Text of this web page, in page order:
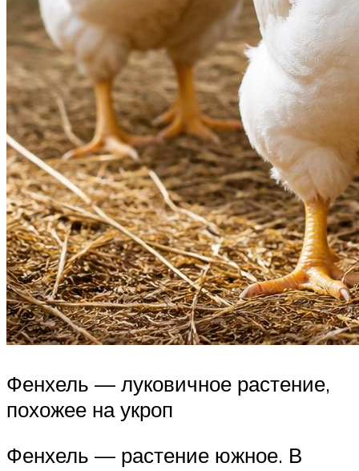
Фенхель — луковичное растение,
похожее на укроп
Фенхель — растение южное. В